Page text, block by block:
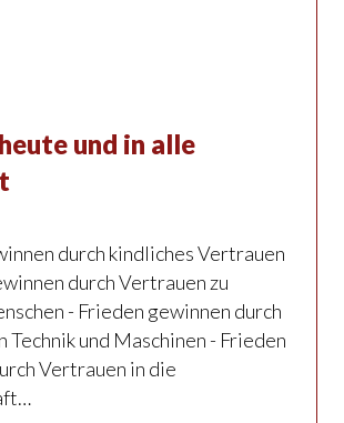
und in alle
durch kindliches Vertrauen
durch Vertrauen zu
- Frieden gewinnen durch
Technik und Maschinen - Frieden
Vertrauen in die